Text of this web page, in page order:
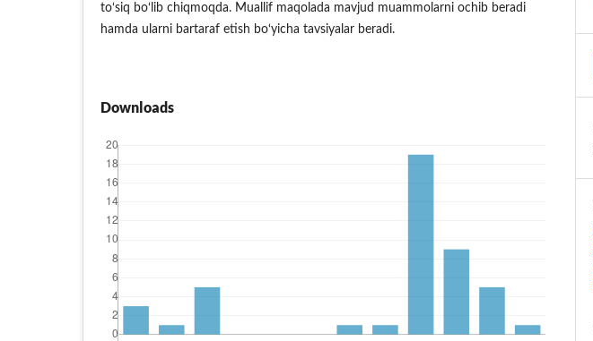
to‘siq bo‘lib chiqmoqda. Muallif maqolada mavjud muammolarni ochib beradi
hamda ularni bartaraf etish bo‘yicha tavsiyalar beradi.
Downloads